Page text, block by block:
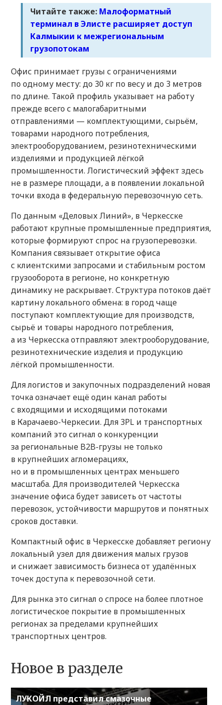
Читайте также: Малоформатный
терминал в Элисте расширяет доступ
Калмыкии к межрегиональным
грузопотокам
Офис принимает грузы с ограничениями
по одному месту: до 30 кг по весу и до 3 метров
по длине. Такой профиль указывает на работу
прежде всего с малогабаритными
отправлениями — комплектующими, сырьём,
товарами народного потребления,
электрооборудованием, резинотехническими
изделиями и продукцией лёгкой
промышленности. Логистический эффект здесь
не в размере площади, а в появлении локальной
точки входа в федеральную перевозочную сеть.
По данным «Деловых Линий», в Черкесске
работают крупные промышленные предприятия,
которые формируют спрос на грузоперевозки.
Компания связывает открытие офиса
с клиентскими запросами и стабильным ростом
грузооборота в регионе, но конкретную
динамику не раскрывает. Структура потоков даёт
картину локального обмена: в город чаще
поступают комплектующие для производств,
сырьё и товары народного потребления,
а из Черкесска отправляют электрооборудование,
резинотехнические изделия и продукцию
лёгкой промышленности.
Для логистов и закупочных подразделений новая
точка означает ещё один канал работы
с входящими и исходящими потоками
в Карачаево-Черкесии. Для 3PL и транспортных
компаний это сигнал о конкуренции
за региональные B2B-грузы не только
в крупнейших агломерациях,
но и в промышленных центрах меньшего
масштаба. Для производителей Черкесска
значение офиса будет зависеть от частоты
перевозок, устойчивости маршрутов и понятных
сроков доставки.
Компактный офис в Черкесске добавляет региону
локальный узел для движения малых грузов
и снижает зависимость бизнеса от удалённых
точек доступа к перевозочной сети.
Для рынка это сигнал о спросе на более плотное
логистическое покрытие в промышленных
регионах за пределами крупнейших
транспортных центров.
Новое в разделе
ЛУКОЙЛ представил смазочные